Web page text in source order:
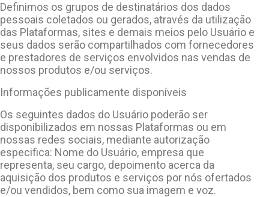
Definimos os grupos de destinatários dos dados
pessoais coletados ou gerados, através da utilização
das Plataformas, sites e demais meios pelo Usuário e
seus dados serão compartilhados com fornecedores
e prestadores de serviços envolvidos nas vendas de
nossos produtos e/ou serviços.
Informações publicamente disponíveis
Os seguintes dados do Usuário poderão ser
disponibilizados em nossas Plataformas ou em
nossas redes sociais, mediante autorização
especifica: Nome do Usuário, empresa que
representa, seu cargo, depoimento acerca da
aquisição dos produtos e serviços por nós ofertados
e/ou vendidos, bem como sua imagem e voz.